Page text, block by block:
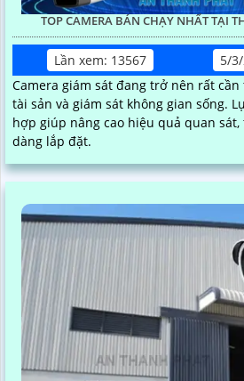
TOP CAMERA BÁN CHẠY NHẤT TẠI
Lần xem: 13567
5/
Camera giám sát đang trở nên rất
tài sản và giám sát không gian sống. Lựa chọn camera phù
hợp giúp nâng cao hiệu quả quan
dàng lắp đặt.